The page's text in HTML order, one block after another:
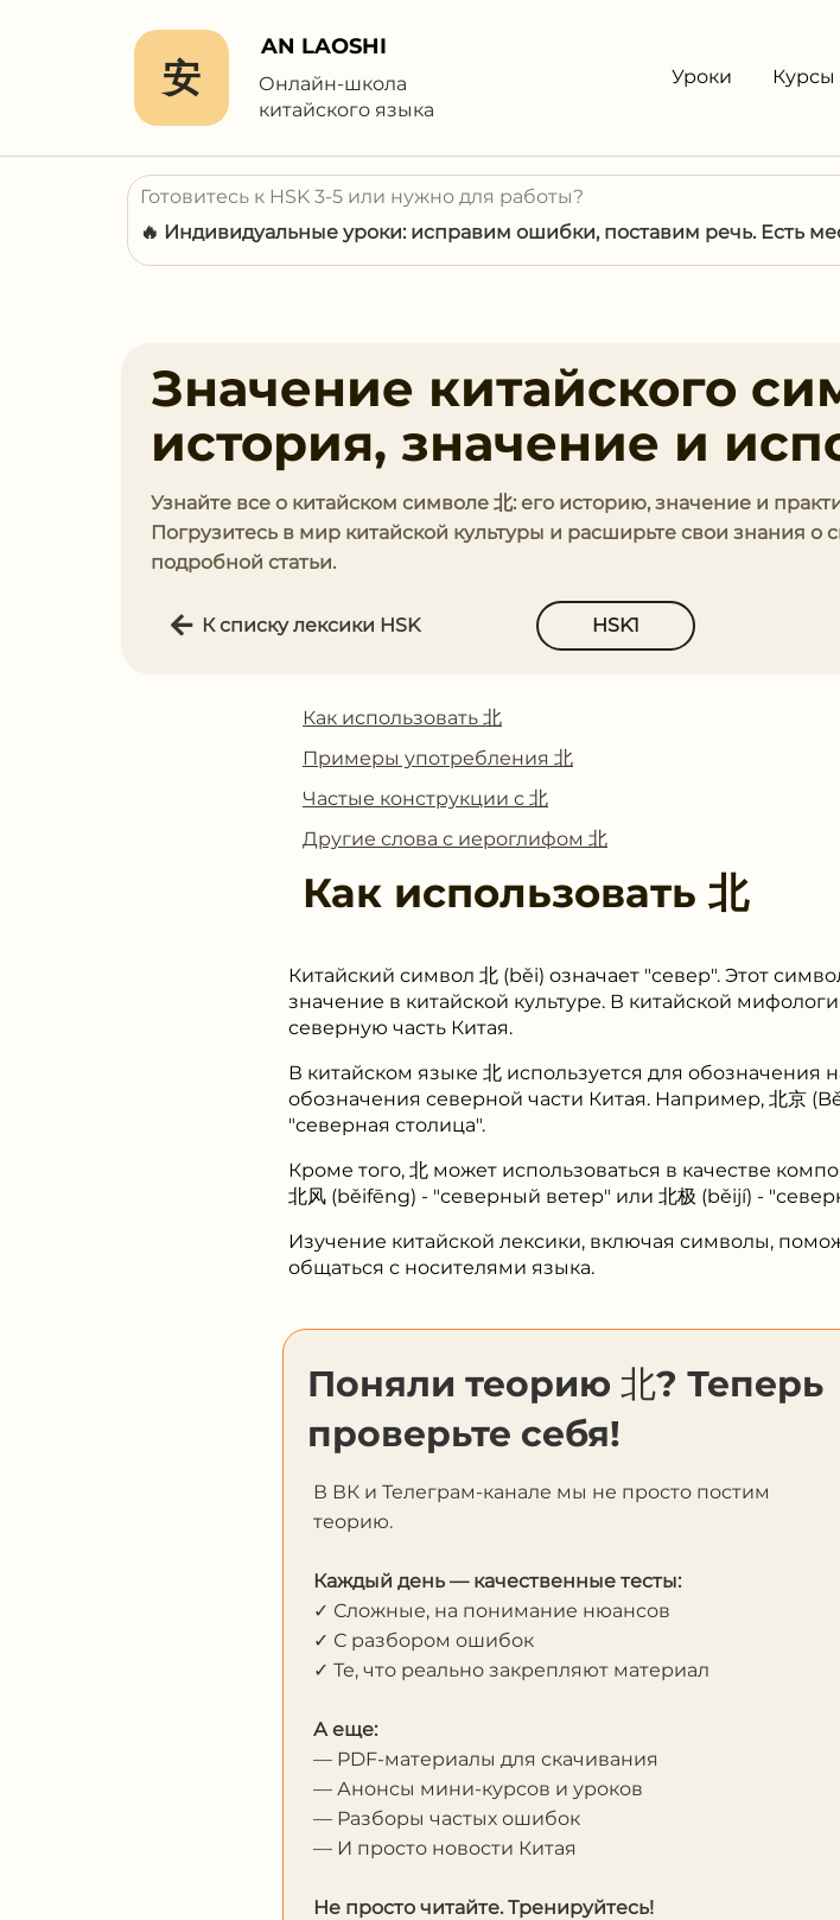
安
AN LAOSHI
Онлайн-школа
китайского языка
Уроки Курсы
Готовитесь к HSK 3-5 или нужно для работы?
🔥 Индивидуальные уроки: исправим ошибки, поставим речь. Есть
Значение китайского
история, значение и
Узнайте все о китайском символе 北: его историю, значение и
Погрузитесь в мир китайской культуры и расширьте свои знания
подробной статьи.
К списку лексики HSK HSK1
Как использовать 北
Примеры употребления 北
Частые конструкции с 北
Другие слова с иероглифом 北
Как использовать 北
Китайский символ 北 (běi) означает "север". Этот
значение в китайской культуре. В китайской
северную часть Китая.
В китайском языке 北 используется для обозначения
обозначения северной части Китая. Например, 北京
"северная столица".
Кроме того, 北 может использоваться в качестве
北风 (běifēng) - "северный ветер" или 北极 (běijí) -
Изучение китайской лексики, включая символы,
общаться с носителями языка.
Поняли теорию 北? Теперь
проверьте себя!
В ВК и Телеграм-канале мы не просто постим
теорию.
Каждый день — качественные тесты:
✓ Сложные, на понимание нюансов
✓ С разбором ошибок
✓ Те, что реально закрепляют материал
А еще:
— PDF-материалы для скачивания
— Анонсы мини-курсов и уроков
— Разборы частых ошибок
— И просто новости Китая
Не просто читайте. Тренируйтесь!